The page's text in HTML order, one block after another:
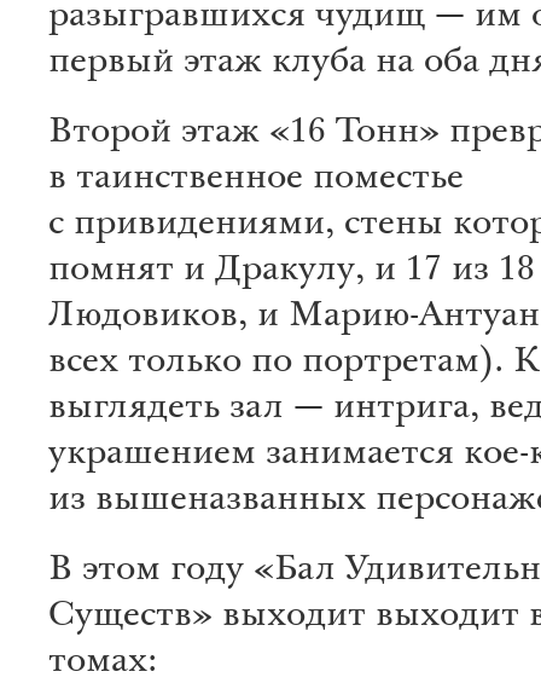
разыгравшихся чудищ — им
первый этаж клуба на оба
Второй этаж «16 Тонн»
в таинственное поместье
с привидениями, стены
помнят и Дракулу, и 17 из 18
Людовиков, и Марию-
всех только по портретам).
выглядеть зал — интрига,
украшением занимается кое-
из вышеназванных
В этом году «Бал
Существ» выходит выходит
томах: